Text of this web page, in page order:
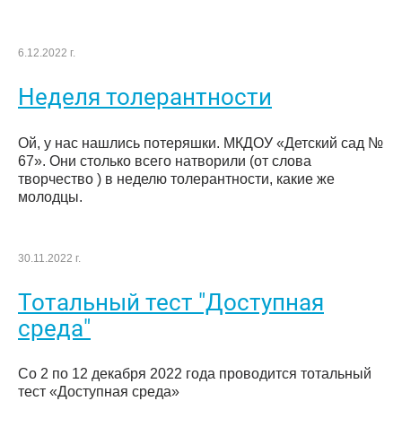
6.12.2022 г.
Неделя толерантности
Ой, у нас нашлись потеряшки. МКДОУ «Детский сад №
67». Они столько всего натворили (от слова
творчество ) в неделю толерантности, какие же
молодцы.
30.11.2022 г.
Тотальный тест "Доступная
среда"
Со 2 по 12 декабря 2022 года проводится тотальный
тест «Доступная среда»